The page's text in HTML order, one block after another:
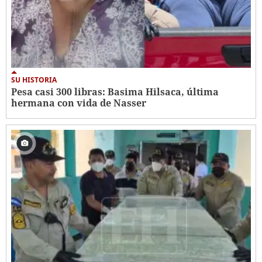
SU HISTORIA
Pesa casi 300 libras: Basima Hilsaca, última
hermana con vida de Nasser